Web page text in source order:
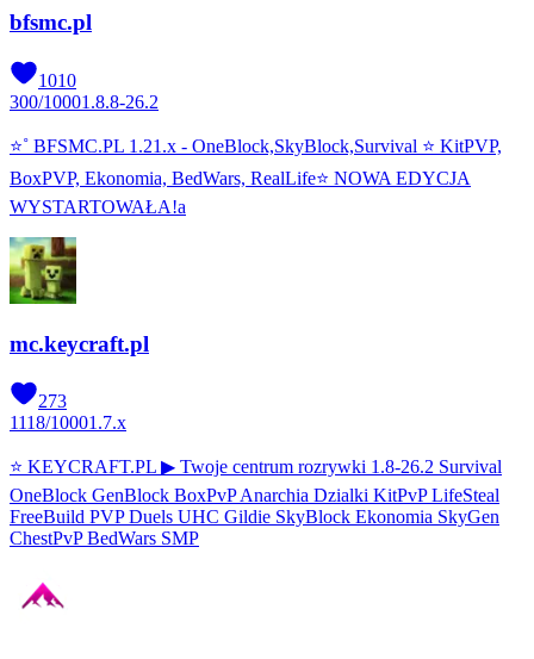
bfsmc.pl
1010
300/10001.8.8-26.2
⭐˚ BFSMC.PL 1.21.x - OneBlock,SkyBlock,Survival ⭐ KitPVP,
BoxPVP, Ekonomia, BedWars, RealLife⭐ NOWA EDYCJA
WYSTARTOWAŁA!a
mc.keycraft.pl
273
1118/10001.7.x
⭐ KEYCRAFT.PL ▶ Twoje centrum rozrywki 1.8-26.2 Survival
OneBlock GenBlock BoxPvP Anarchia Dzialki KitPvP LifeSteal
FreeBuild PVP Duels UHC Gildie SkyBlock Ekonomia SkyGen
ChestPvP BedWars SMP